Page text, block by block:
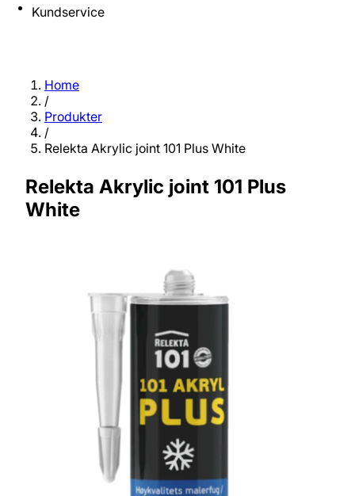
Kundservice
Home
/
Produkter
/
Relekta Akrylic joint 101 Plus White
Relekta Akrylic joint 101 Plus
White